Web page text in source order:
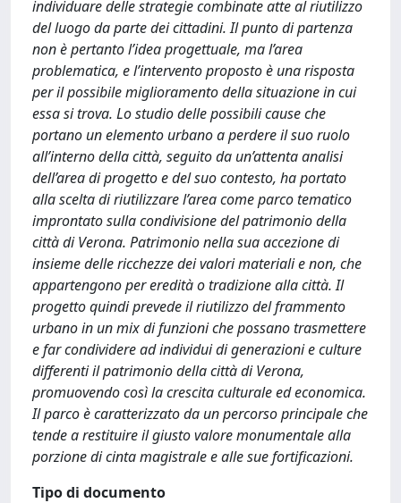
individuare delle strategie combinate atte al riutilizzo
del luogo da parte dei cittadini. Il punto di partenza
non è pertanto l’idea progettuale, ma l’area
problematica, e l’intervento proposto è una risposta
per il possibile miglioramento della situazione in cui
essa si trova. Lo studio delle possibili cause che
portano un elemento urbano a perdere il suo ruolo
all’interno della città, seguito da un’attenta analisi
dell’area di progetto e del suo contesto, ha portato
alla scelta di riutilizzare l’area come parco tematico
improntato sulla condivisione del patrimonio della
città di Verona. Patrimonio nella sua accezione di
insieme delle ricchezze dei valori materiali e non, che
appartengono per eredità o tradizione alla città. Il
progetto quindi prevede il riutilizzo del frammento
urbano in un mix di funzioni che possano trasmettere
e far condividere ad individui di generazioni e culture
differenti il patrimonio della città di Verona,
promuovendo così la crescita culturale ed economica.
Il parco è caratterizzato da un percorso principale che
tende a restituire il giusto valore monumentale alla
porzione di cinta magistrale e alle sue fortificazioni.
Tipo di documento